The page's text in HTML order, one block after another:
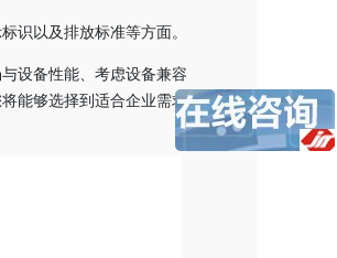
识以及排放标准等方面。
设备性能、考虑设备兼容
能够选择到适合企业需求的